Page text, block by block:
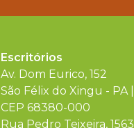
Escritórios
Av. Dom Eurico, 152
São Félix do Xingu - PA |
CEP 68380-000
Rua Pedro Teixeira, 1563